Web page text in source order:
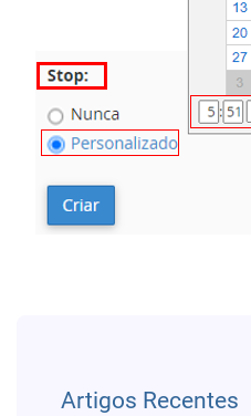
Artigos Recentes